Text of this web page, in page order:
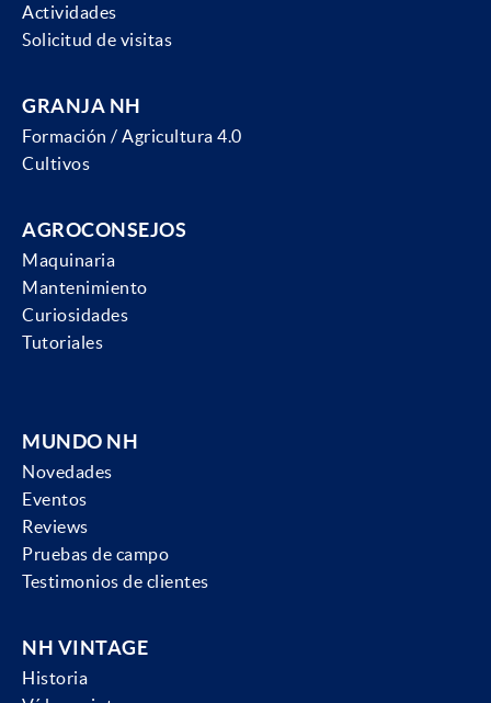
Actividades
Solicitud de visitas
GRANJA NH
Formación / Agricultura 4.0
Cultivos
AGROCONSEJOS
Maquinaria
Mantenimiento
Curiosidades
Tutoriales
MUNDO NH
Novedades
Eventos
Reviews
Pruebas de campo
Testimonios de clientes
NH VINTAGE
Historia